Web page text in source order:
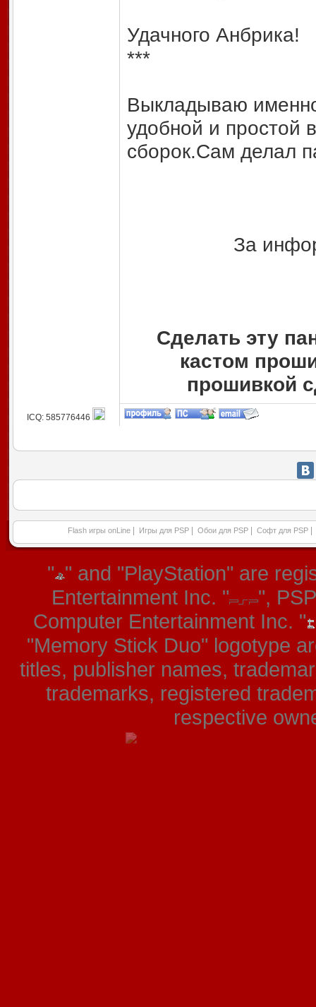
Удачного Анбрика!
***
Выкладываю
удобной и простой
сборок.Сам делал
За
Сделать эту
кастом
прошивкой
ICQ: 585776446
Flash игры onLine Игры для PSP Обои для PSP Софт для PSP
" " and "PlayStation" are
Entertainment Inc. "
",
Computer Entertainment Inc. "
"Memory Stick Duo" logotype
titles, publisher names,
trademarks, registered
respective